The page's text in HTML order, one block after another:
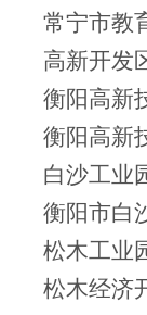
常宁市教
高新开发
衡阳高新
衡阳高新
白沙工业
衡阳市白
松木工业
松木经济